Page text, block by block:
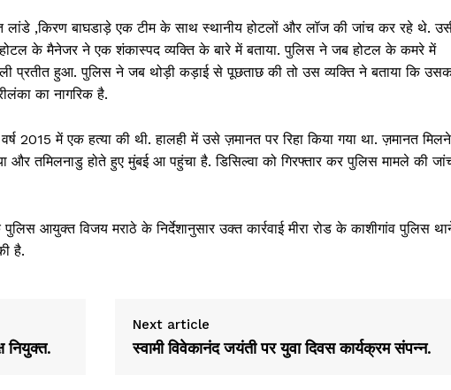
लांडे ,किरण बाघडाड़े एक टीम के साथ स्थानीय होटलों और लॉज की जांच कर रहे थे.
होटल के मैनेजर ने एक शंकास्पद व्यक्ति के बारे में बताया. पुलिस ने जब होटल के कमरे में
प्रतीत हुआ. पुलिस ने जब थोड़ी कड़ाई से पूछताछ की तो उस व्यक्ति ने बताया कि
का नागरिक है.
2015 में एक हत्या की थी. हालही में उसे ज़मानत पर रिहा किया गया था. ज़मानत मिलने
और तमिलनाडु होते हुए मुंबई आ पहुंचा है. डिसिल्वा को गिरफ्तार कर पुलिस मामले की
आयुक्त विजय मराठे के निर्देशानुसार उक्त कार्रवाई मीरा रोड के काशीगांव पुलिस
है.
नियुक्त.
Next article
स्वामी विवेकानंद जयंती पर युवा दिवस कार्यक्रम संपन्न.